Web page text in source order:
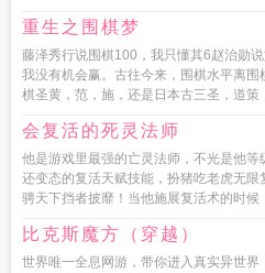
重生之围棋梦
藤泽秀行说围棋100，我只懂其6赵治勋
我没有机会赢。古往今来，围棋水平离
棋圣黄，范，施，还是日本古三圣，道策
会复活的死灵法师
他是游戏里最强的亡灵法师，不光是他
还变态的复活天赋技能，扮猪吃老虎无
骋天下挡者披靡！当他施展复活术的时候
比克斯魔方（穿越）
世界唯一全息网游，带你进入真实异世